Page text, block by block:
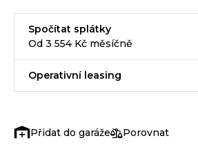
Spočítat splátky
Od 3 554 Kč měsíčně
Operativní leasing
Porovnat